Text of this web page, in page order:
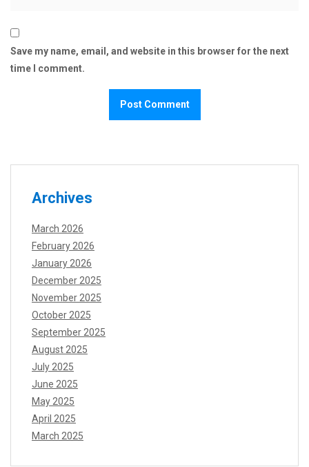
Save my name, email, and website in this browser for the next
time I comment.
Archives
March 2026
February 2026
January 2026
December 2025
November 2025
October 2025
September 2025
August 2025
July 2025
June 2025
May 2025
April 2025
March 2025